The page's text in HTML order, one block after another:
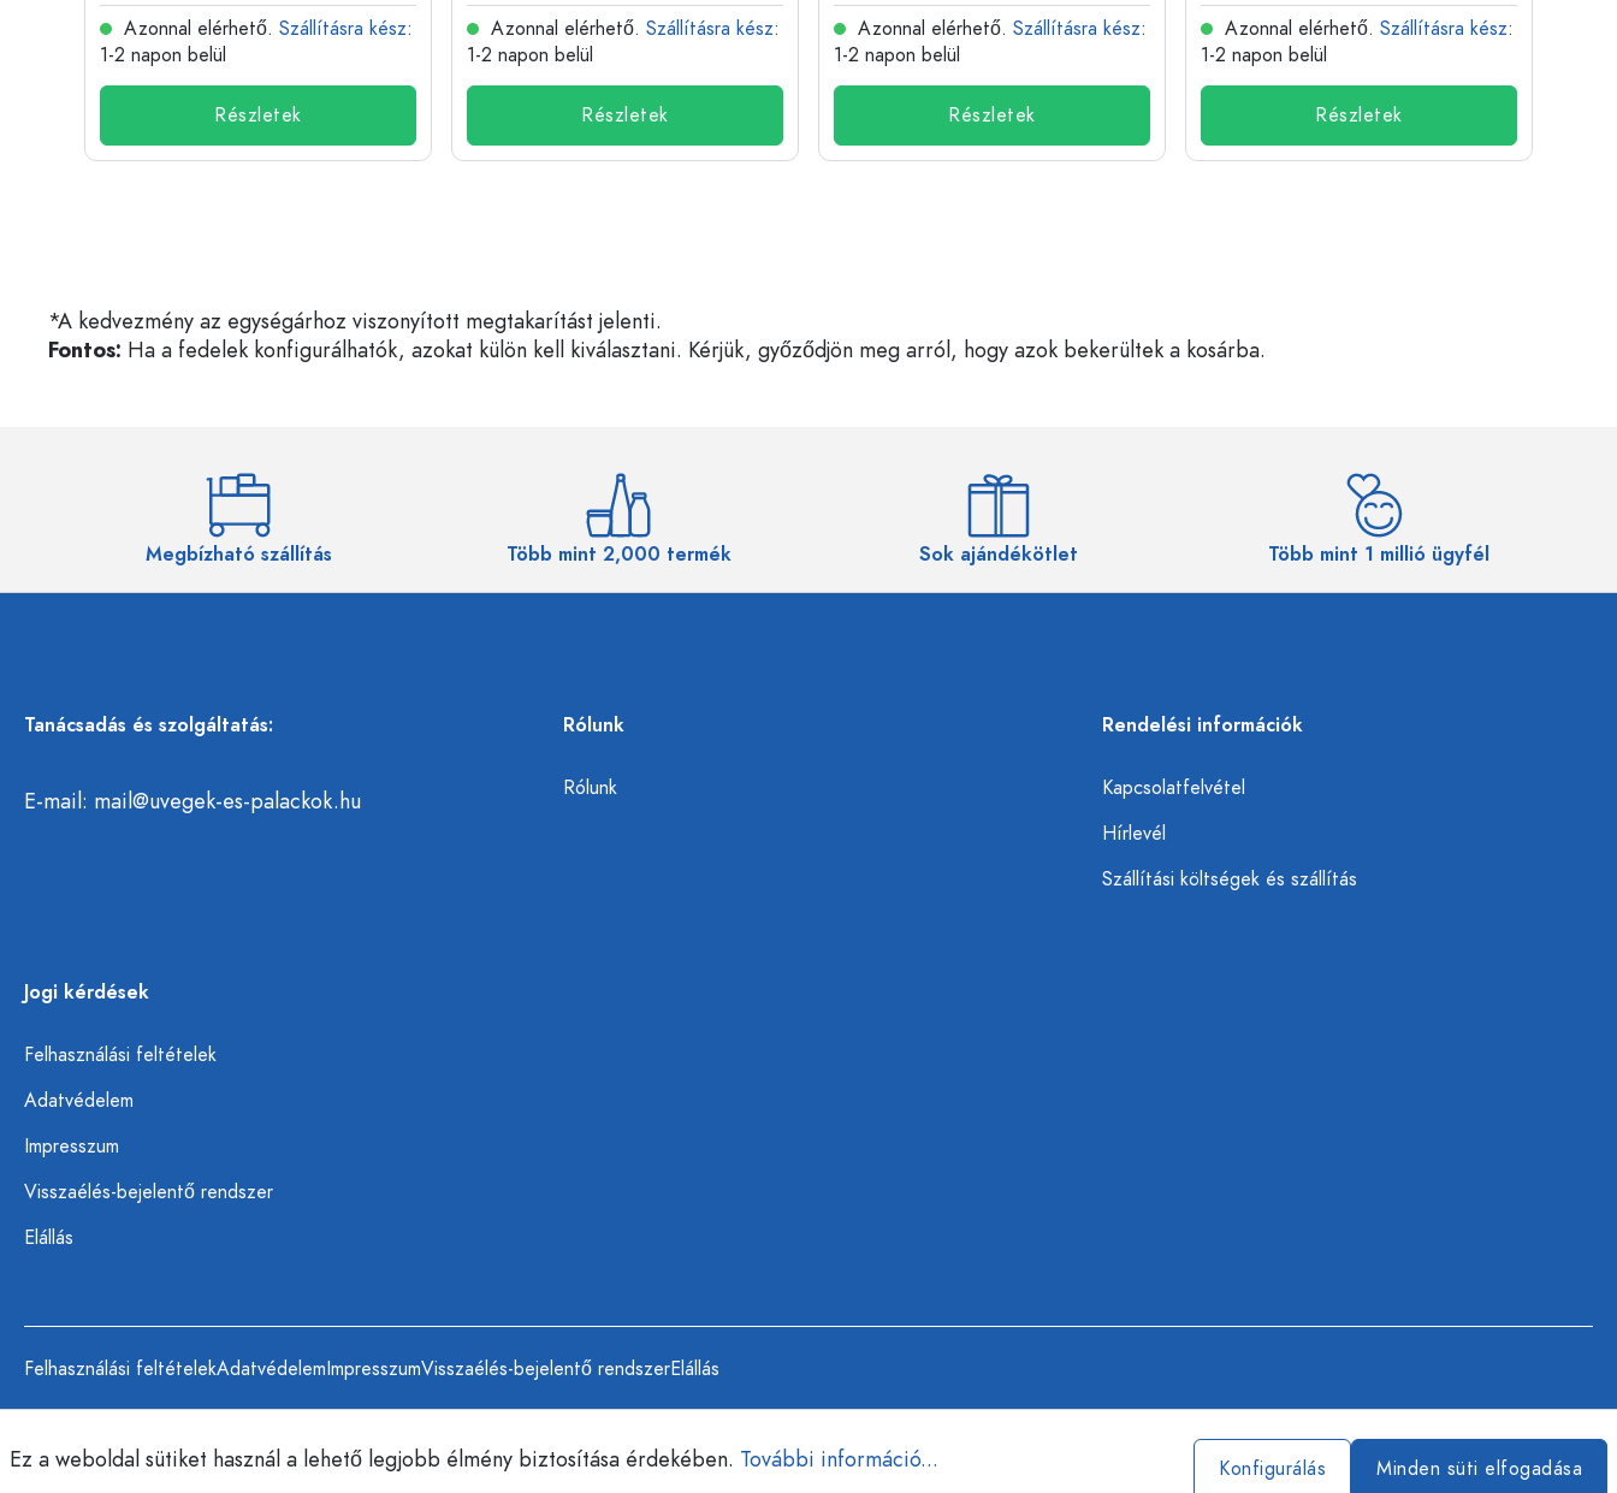
Azonnal elérhető. Szállításra kész:
1-2 napon belül
Részletek
Azonnal elérhető. Szállításra kész:
1-2 napon belül
Részletek
Azonnal elérhető. Szállításra kész:
1-2 napon belül
Részletek
Azonnal elérhető. Szállításra kész:
1-2 napon belül
Részletek
*A kedvezmény az egységárhoz viszonyított megtakarítást jelenti.
Fontos: Ha a fedelek konfigurálhatók, azokat külön kell kiválasztani. Kérjük, győződjön meg arról, hogy azok bekerültek a kosárba.
Megbízható szállítás Több mint 2,000 termék Sok ajándékötlet Több mint 1 millió ügyfél
Tanácsadás és szolgáltatás:
E-mail: mail@uvegek-es-palackok.hu
Rólunk
Rólunk
Rendelési információk
Kapcsolatfelvétel
Hírlevél
Szállítási költségek és szállítás
Jogi kérdések
Felhasználási feltételek
Adatvédelem
Impresszum
Visszaélés-bejelentő rendszer
Elállás
Felhasználási feltételekAdatvédelemImpresszumVisszaélés-bejelentő rendszerElállás
Ez a weboldal sütiket használ a lehető legjobb élmény biztosítása érdekében. További információ... Konfigurálás Minden süti elfogadása